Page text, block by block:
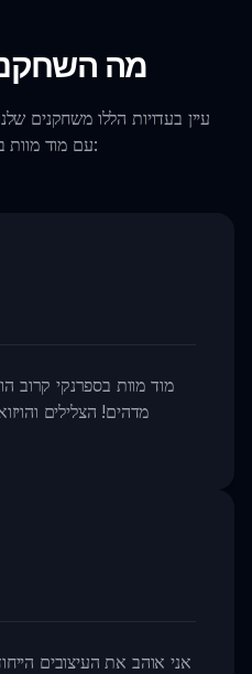
מה
עיין בעדויות הללו משחקנים
עם מוד מוות בספרנקי קרוב:
מוד מוות בספרנקי קרוב
מדהים! הצלילים
אני אוהב את העיצובים